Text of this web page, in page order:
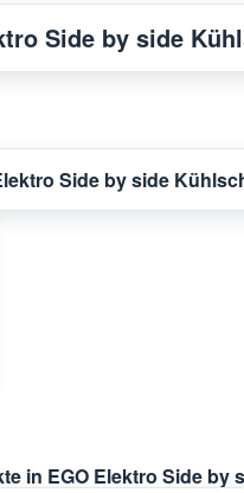
Side by side
Side by side
in EGO Elektro Side by